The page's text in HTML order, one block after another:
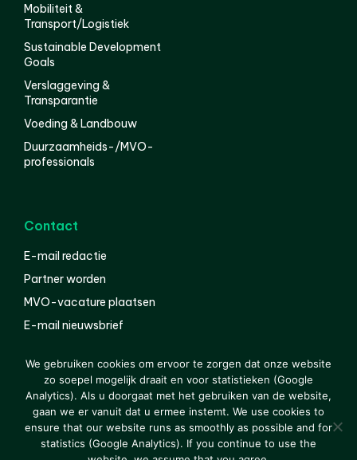
Mobiliteit &
Transport/Logistiek
Sustainable Development
Goals
Verslaggeving &
Transparantie
Voeding & Landbouw
Duurzaamheids-/MVO-
professionals
Contact
E-mail redactie
Partner worden
MVO-vacature plaatsen
E-mail nieuwsbrief
© 2000-2026 Van der Molen EIS Colofon
Disclaimer
Privacy
We gebruiken cookies om ervoor te zorgen dat onze website
zo soepel mogelijk draait en voor statistieken (Google
Analytics). Als u doorgaat met het gebruiken van de website,
gaan we er vanuit dat u ermee instemt. We use cookies to
ensure that our website runs as smoothly as possible and for
statistics (Google Analytics). If you continue to use the